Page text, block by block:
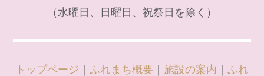
（水曜日、日曜日、祝祭日を除く）
トップページ ｜ ふれまち概要 ｜ 施設の案内 ｜ ふれ